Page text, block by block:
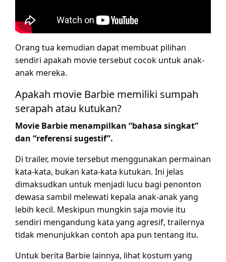
Orang tua kemudian dapat membuat pilihan
sendiri apakah movie tersebut cocok untuk anak-
anak mereka.
Apakah movie Barbie memiliki sumpah
serapah atau kutukan?
Movie Barbie menampilkan “bahasa singkat”
dan “referensi sugestif”.
Di trailer, movie tersebut menggunakan permainan
kata-kata, bukan kata-kata kutukan. Ini jelas
dimaksudkan untuk menjadi lucu bagi penonton
dewasa sambil melewati kepala anak-anak yang
lebih kecil. Meskipun mungkin saja movie itu
sendiri mengandung kata yang agresif, trailernya
tidak menunjukkan contoh apa pun tentang itu.
Untuk berita Barbie lainnya, lihat kostum yang